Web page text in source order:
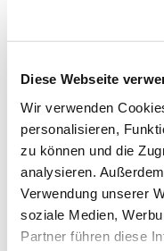
Diese Webseite
Wir verwenden
personalisieren,
zu können und die
analysieren.
Verwendung unserer
soziale Medien,
Partner führen diese
Für Kinder über 1
Vätern.
Ein Treff für die
Vätern zum
und Austauschen
der Geburt bis
- kostenlos